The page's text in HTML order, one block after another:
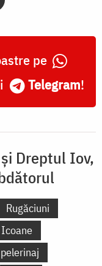
pe
Telegram!
Dreptul Iov,
Rugăciuni
Icoane